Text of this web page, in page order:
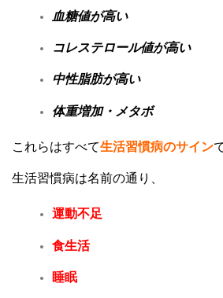
血糖値が高い
コレステロール値が高い
中性脂肪が高い
体重増加・メタボ
これらはすべて生活習慣病のサイン
生活習慣病は名前の通り、
運動不足
食生活
睡眠